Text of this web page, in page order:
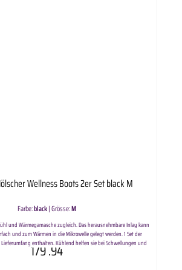
Wellness Boots 2er Set black M
Farbe:black|Grösse:M
und Wärmegamasche zugleich. Das herausnehmbare Inlay kann
und zum Wärmen in die Mikrowelle gelegt werden. 1 Set der
enthalten. Kühlend helfen sie bei Schwellungen und
an. Wärmend sorgen sie für eine verbesserte Durchblutung und
179.94